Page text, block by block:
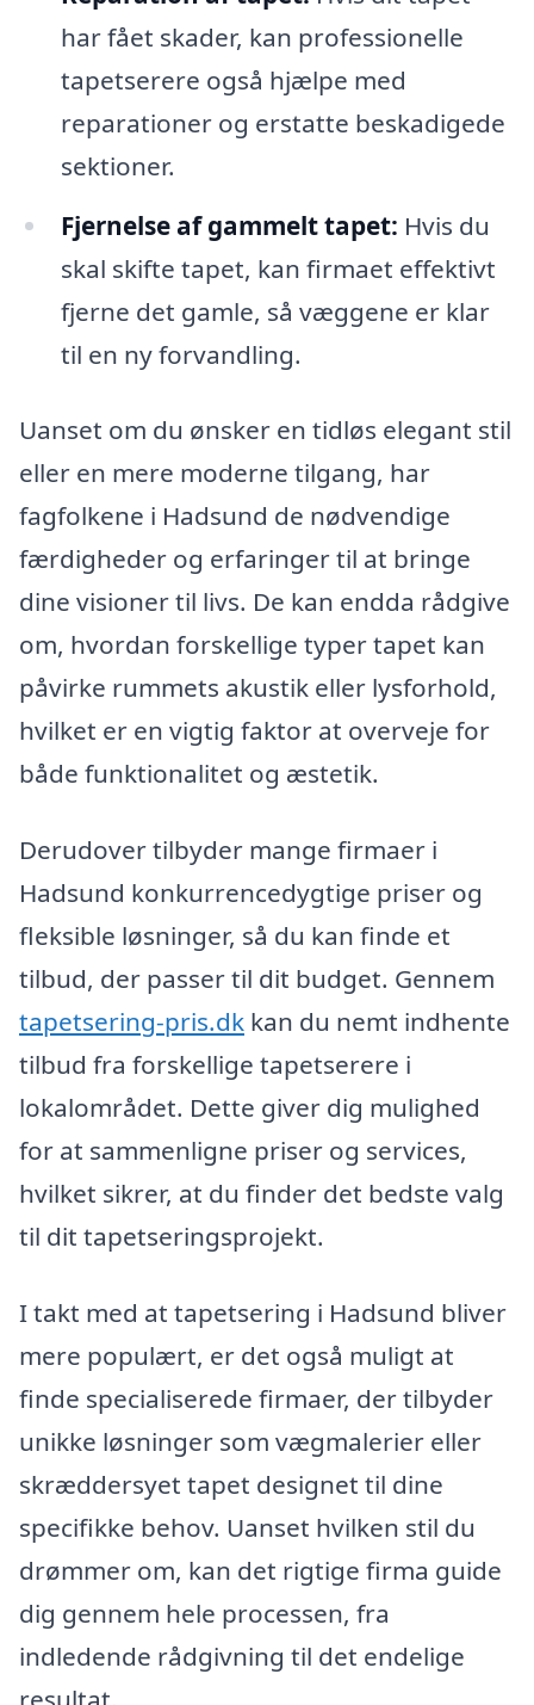
har fået skader, kan professionelle
tapetserere også hjælpe med
reparationer og erstatte beskadigede
sektioner.
Fjernelse af gammelt tapet: Hvis du
skal skifte tapet, kan firmaet effektivt
fjerne det gamle, så væggene er klar
til en ny forvandling.
Uanset om du ønsker en tidløs elegant stil
eller en mere moderne tilgang, har
fagfolkene i Hadsund de nødvendige
færdigheder og erfaringer til at bringe
dine visioner til livs. De kan endda rådgive
om, hvordan forskellige typer tapet kan
påvirke rummets akustik eller lysforhold,
hvilket er en vigtig faktor at overveje for
både funktionalitet og æstetik.
Derudover tilbyder mange firmaer i
Hadsund konkurrencedygtige priser og
fleksible løsninger, så du kan finde et
tilbud, der passer til dit budget. Gennem
tapetsering-pris.dk kan du nemt indhente
tilbud fra forskellige tapetserere i
lokalområdet. Dette giver dig mulighed
for at sammenligne priser og services,
hvilket sikrer, at du finder det bedste valg
til dit tapetseringsprojekt.
I takt med at tapetsering i Hadsund bliver
mere populært, er det også muligt at
finde specialiserede firmaer, der tilbyder
unikke løsninger som vægmalerier eller
skræddersyet tapet designet til dine
specifikke behov. Uanset hvilken stil du
drømmer om, kan det rigtige firma guide
dig gennem hele processen, fra
indledende rådgivning til det endelige